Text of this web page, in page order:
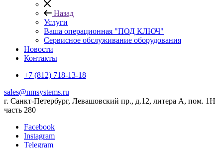
Назад
Услуги
Ваша операционная "ПОД КЛЮЧ"
Сервисное обслуживание оборудования
Новости
Контакты
+7 (812) 718-13-18
sales@nmsystems.ru
г. Санкт-Петербург, Левашовский пр., д.12, литера А, пом. 1Н
часть 280
Facebook
Instagram
Telegram